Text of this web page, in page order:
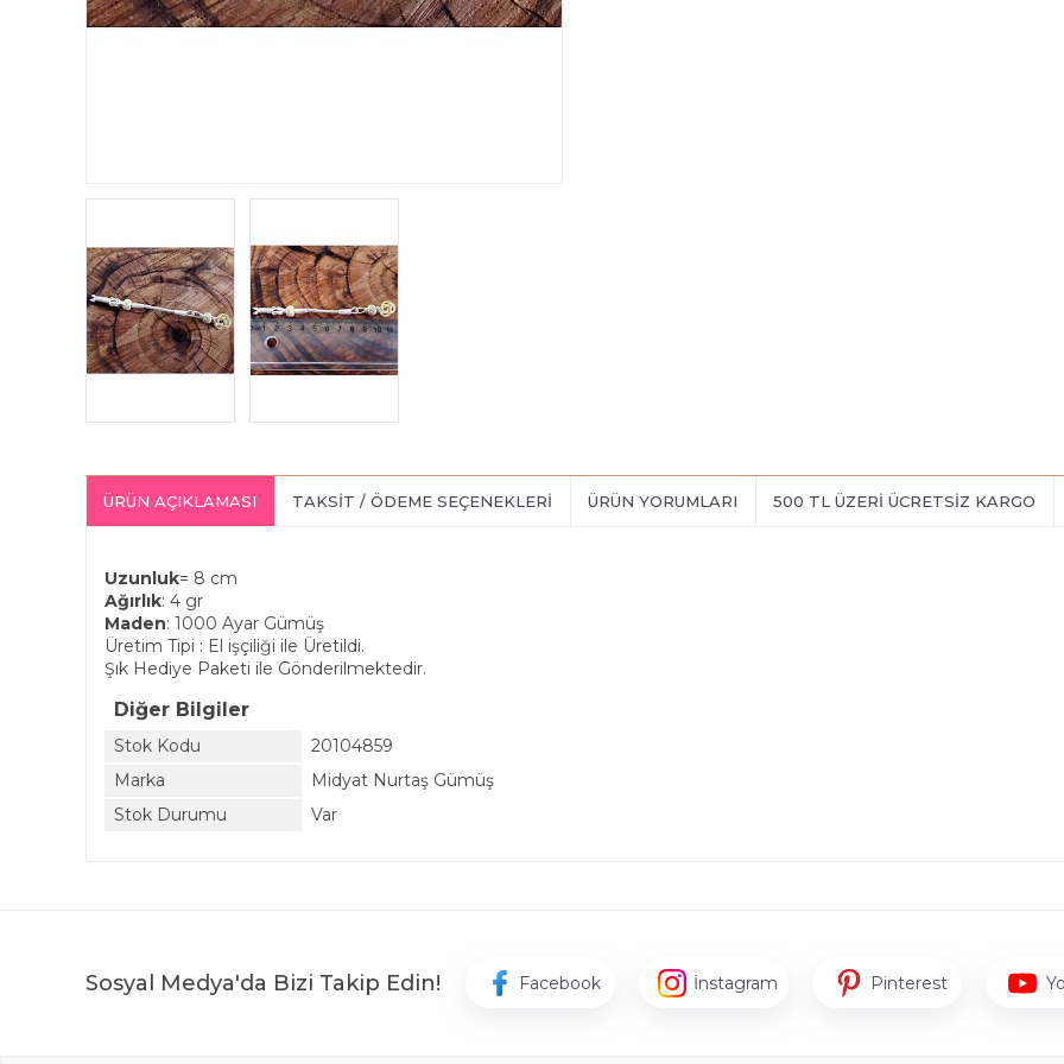
ÜRÜN AÇIKLAMASI TAKSIT / ÖDEME SEÇENEKLERI ÜRÜN YORUMLARI 500 TL ÜZERİ ÜCRETSİZ KARGO
Uzunluk= 8 cm
Ağırlık: 4 gr
Maden: 1000 Ayar Gümüş
Üretim Tipi : El işçiliği ile Üretildi.
Şık Hediye Paketi ile Gönderilmektedir.
Diğer Bilgiler
Stok Kodu
20104859
Marka
Midyat Nurtaş Gümüş
Stok Durumu
Var
Sosyal Medya'da Bizi Takip Edin! Facebook İnstagram Pinterest